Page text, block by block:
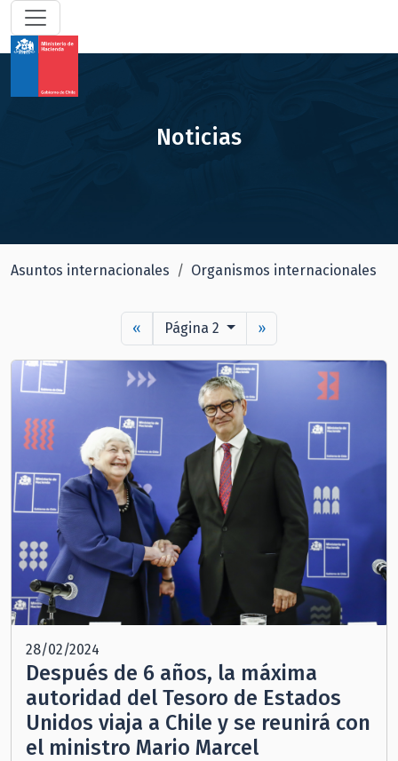
Noticias
Asuntos internacionales Organismos internacionales
« Página 2 »
28/02/2024
Después de 6 años, la máxima
autoridad del Tesoro de Estados
Unidos viaja a Chile y se reunirá con
el ministro Mario Marcel